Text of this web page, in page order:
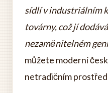
sídlí v industriálním
továrny, což jí
nezaměnitelném
můžete moderní
netradičním